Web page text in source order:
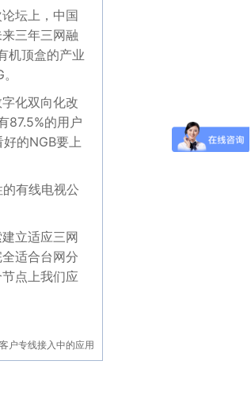
坛上，中国
三年三网融
机顶盒的产业
化双向化改
87.5%的用户
的NGB要上
有线电视公
立适应三网
适合台网分
点上我们应
户专线接入中的应用